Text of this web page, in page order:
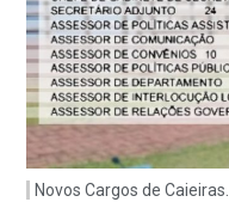
Novos Cargos de Caieiras.